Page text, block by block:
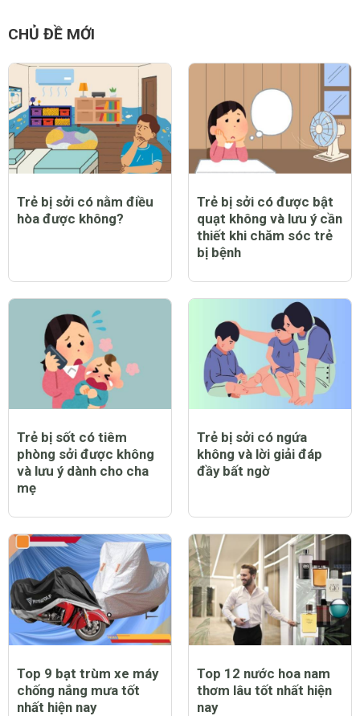
CHỦ ĐỀ MỚI
Trẻ bị sởi có nằm điều
hòa được không?
Trẻ bị sởi có được bật
quạt không và lưu ý cần
thiết khi chăm sóc trẻ
bị bệnh
Trẻ bị sốt có tiêm
phòng sởi được không
và lưu ý dành cho cha
mẹ
Trẻ bị sởi có ngứa
không và lời giải đáp
đầy bất ngờ
Top 9 bạt trùm xe máy
chống nắng mưa tốt
nhất hiện nay
Top 12 nước hoa nam
thơm lâu tốt nhất hiện
nay